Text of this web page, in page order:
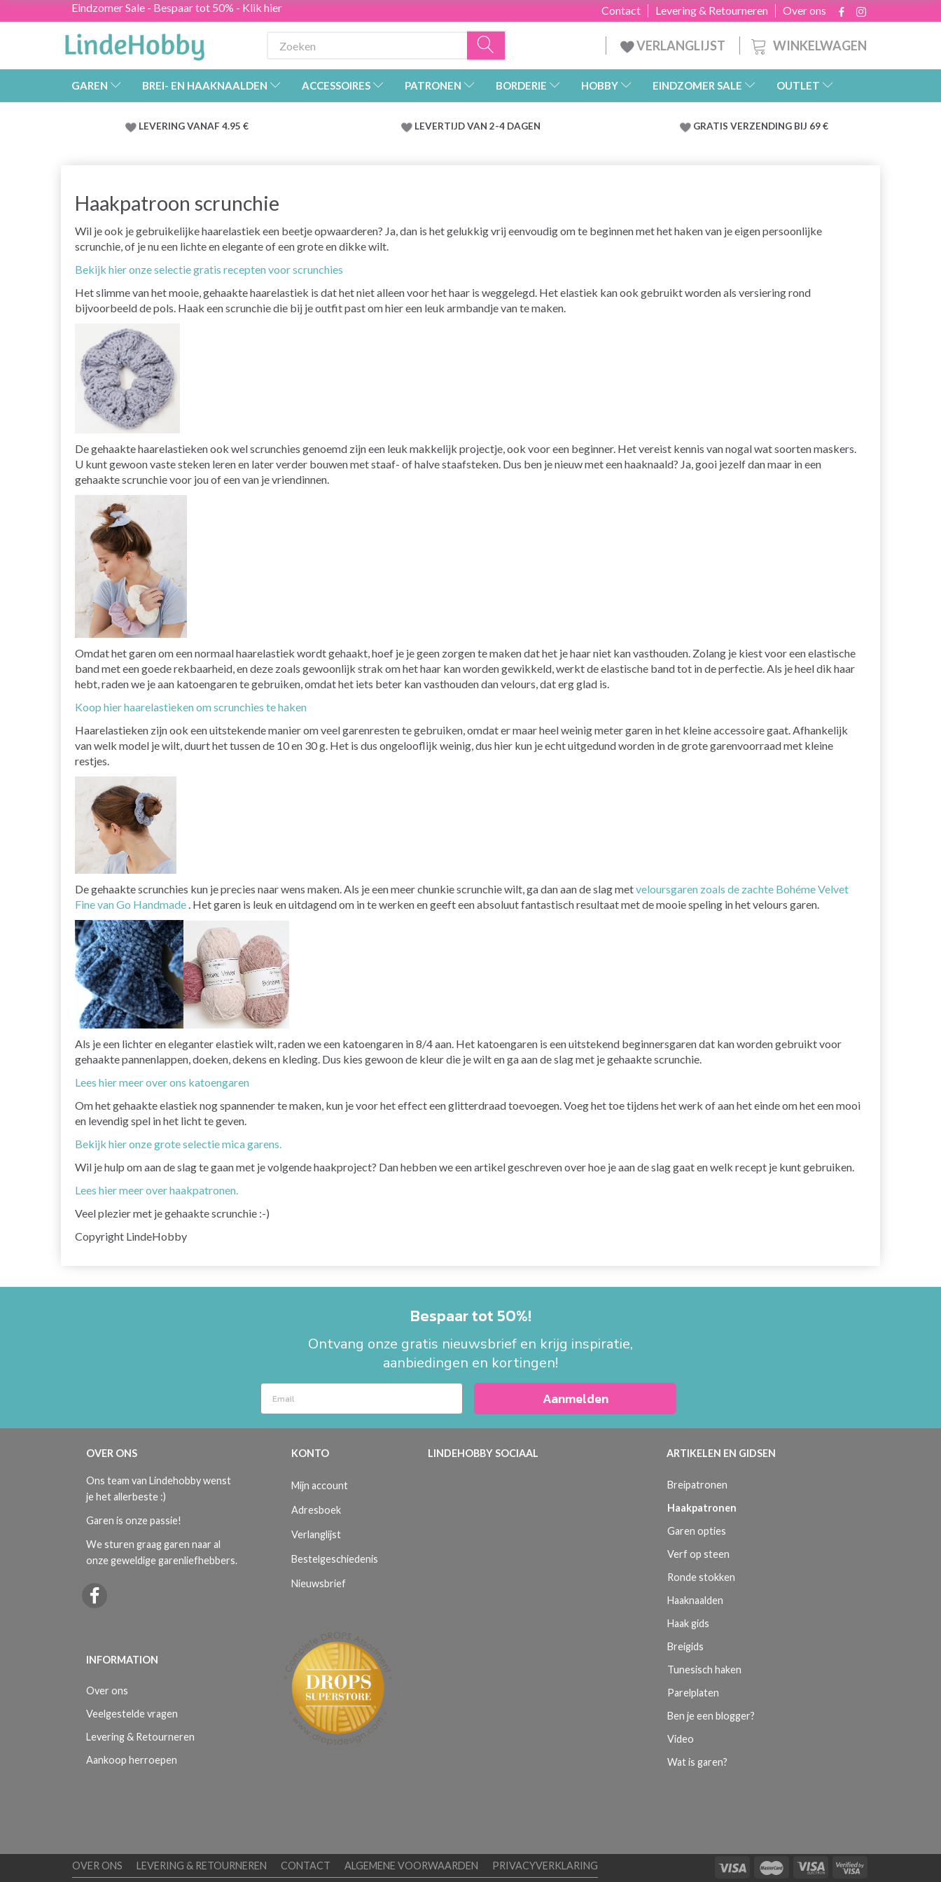
Eindzomer Sale - Bespaar tot 50% - Klik hier Over ons
Levering & Retourneren
Contact
WINKELWAGEN
VERLANGLIJST
GAREN BREI- EN HAAKNAALDEN ACCESSOIRES PATRONEN BORDERIE HOBBY EINDZOMER SALE OUTLET
LEVERING VANAF 4.95 € LEVERTIJD VAN 2-4 DAGEN GRATIS VERZENDING BIJ 69 €
Haakpatroon scrunchie
Wil je ook je gebruikelijke haarelastiek een beetje opwaarderen? Ja, dan is het gelukkig vrij eenvoudig om te beginnen met het haken van je eigen persoonlijke
scrunchie, of je nu een lichte en elegante of een grote en dikke wilt.
Bekijk hier onze selectie gratis recepten voor scrunchies
Het slimme van het mooie, gehaakte haarelastiek is dat het niet alleen voor het haar is weggelegd. Het elastiek kan ook gebruikt worden als versiering rond
bijvoorbeeld de pols. Haak een scrunchie die bij je outfit past om hier een leuk armbandje van te maken.
De gehaakte haarelastieken ook wel scrunchies genoemd zijn een leuk makkelijk projectje, ook voor een beginner. Het vereist kennis van nogal wat soorten maskers.
U kunt gewoon vaste steken leren en later verder bouwen met staaf- of halve staafsteken. Dus ben je nieuw met een haaknaald? Ja, gooi jezelf dan maar in een
gehaakte scrunchie voor jou of een van je vriendinnen.
Omdat het garen om een normaal haarelastiek wordt gehaakt, hoef je je geen zorgen te maken dat het je haar niet kan vasthouden. Zolang je kiest voor een elastische
band met een goede rekbaarheid, en deze zoals gewoonlijk strak om het haar kan worden gewikkeld, werkt de elastische band tot in de perfectie. Als je heel dik haar
hebt, raden we je aan katoengaren te gebruiken, omdat het iets beter kan vasthouden dan velours, dat erg glad is.
Koop hier haarelastieken om scrunchies te haken
Haarelastieken zijn ook een uitstekende manier om veel garenresten te gebruiken, omdat er maar heel weinig meter garen in het kleine accessoire gaat. Afhankelijk
van welk model je wilt, duurt het tussen de 10 en 30 g. Het is dus ongelooflijk weinig, dus hier kun je echt uitgedund worden in de grote garenvoorraad met kleine
restjes.
De gehaakte scrunchies kun je precies naar wens maken. Als je een meer chunkie scrunchie wilt, ga dan aan de slag metveloursgaren zoals de zachte Bohéme Velvet
Fine van Go Handmade . Het garen is leuk en uitdagend om in te werken en geeft een absoluut fantastisch resultaat met de mooie speling in het velours garen.
Als je een lichter en eleganter elastiek wilt, raden we een katoengaren in 8/4 aan. Het katoengaren is een uitstekend beginnersgaren dat kan worden gebruikt voor
gehaakte pannenlappen, doeken, dekens en kleding. Dus kies gewoon de kleur die je wilt en ga aan de slag met je gehaakte scrunchie.
Lees hier meer over ons katoengaren
Om het gehaakte elastiek nog spannender te maken, kun je voor het effect een glitterdraad toevoegen. Voeg het toe tijdens het werk of aan het einde om het een mooi
en levendig spel in het licht te geven.
Bekijk hier onze grote selectie mica garens.
Wil je hulp om aan de slag te gaan met je volgende haakproject? Dan hebben we een artikel geschreven over hoe je aan de slag gaat en welk recept je kunt gebruiken.
Lees hier meer over haakpatronen.
Veel plezier met je gehaakte scrunchie :-)
Copyright LindeHobby
Bespaar tot 50%!
Ontvang onze gratis nieuwsbrief en krijg inspiratie,
aanbiedingen en kortingen!
Aanmelden
OVER ONS
Ons team van Lindehobby wenst
je het allerbeste :)
Garen is onze passie!
We sturen graag garen naar al
onze geweldige garenliefhebbers.
INFORMATION
Over ons
Veelgestelde vragen
Levering & Retourneren
Aankoop herroepen
KONTO
Mijn account
Adresboek
Verlanglijst
Bestelgeschiedenis
Nieuwsbrief
LINDEHOBBY SOCIAAL ARTIKELEN EN GIDSEN
Breipatronen
Haakpatronen
Garen opties
Verf op steen
Ronde stokken
Haaknaalden
Haak gids
Breigids
Tunesisch haken
Parelplaten
Ben je een blogger?
Video
Wat is garen?
OVER ONS LEVERING & RETOURNEREN CONTACT ALGEMENE VOORWAARDEN
PRIVACYVERKLARING